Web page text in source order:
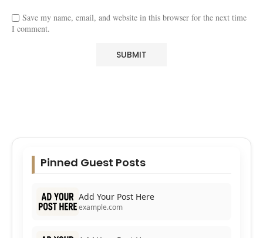
Save my name, email, and website in this browser for the next time
I comment.
Pinned Guest Posts
Add Your Post Here
example.com